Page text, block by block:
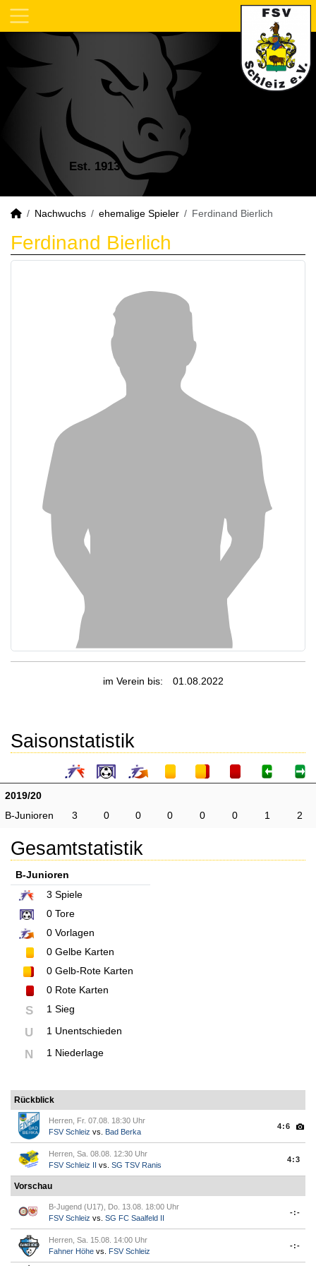
Est. 1913
Nachwuchs ehemalige Spieler Ferdinand Bierlich
Ferdinand Bierlich
im Verein bis: 01.08.2022
Saisonstatistik
2019/20
B-Junioren
3 0 0 0 0 0 1 2
Gesamtstatistik
B-Junioren
3 Spiele
0 Tore
0 Vorlagen
0 Gelbe Karten
0 Gelb-Rote Karten
0 Rote Karten
S 1 Sieg
U 1 Unentschieden
N 1 Niederlage
Rückblick
Herren, Fr. 07.08. 18:30 Uhr
FSV Schleiz vs. Bad Berka
4:6
Herren, Sa. 08.08. 12:30 Uhr
FSV Schleiz II
vs. SG TSV Ranis
4:3
Vorschau
B-Jugend (U17), Do. 13.08. 18:00 Uhr
FSV Schleiz vs. SG FC Saalfeld II
-:-
Herren, Sa. 15.08. 14:00 Uhr
Fahner Höhe vs. FSV Schleiz
-:-